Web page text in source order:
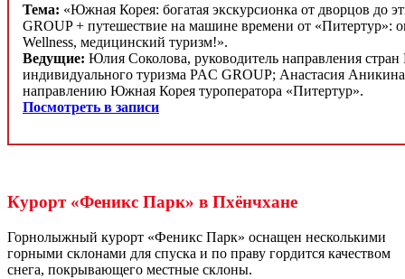
Тема: «Южная Корея: богатая экскурсионка от дворцов до
GROUP + путешествие на машине времени от «Питертур»:
Wellness, медицинский туризм!».
Ведущие: Юлия Соколова, руководитель направления
индивидуального туризма PAC GROUP; Анастасия
направлению Южная Корея туроператора «Питертур».
Посмотреть в записи
Курорт «Феникс Парк» в Пхёнчхане
Горнолыжный курорт «Феникс Парк» оснащен несколькими
горными склонами для спуска и по праву гордится качеством
снега, покрывающего местные склоны.